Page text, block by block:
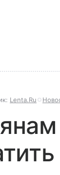
Lenta.Ru